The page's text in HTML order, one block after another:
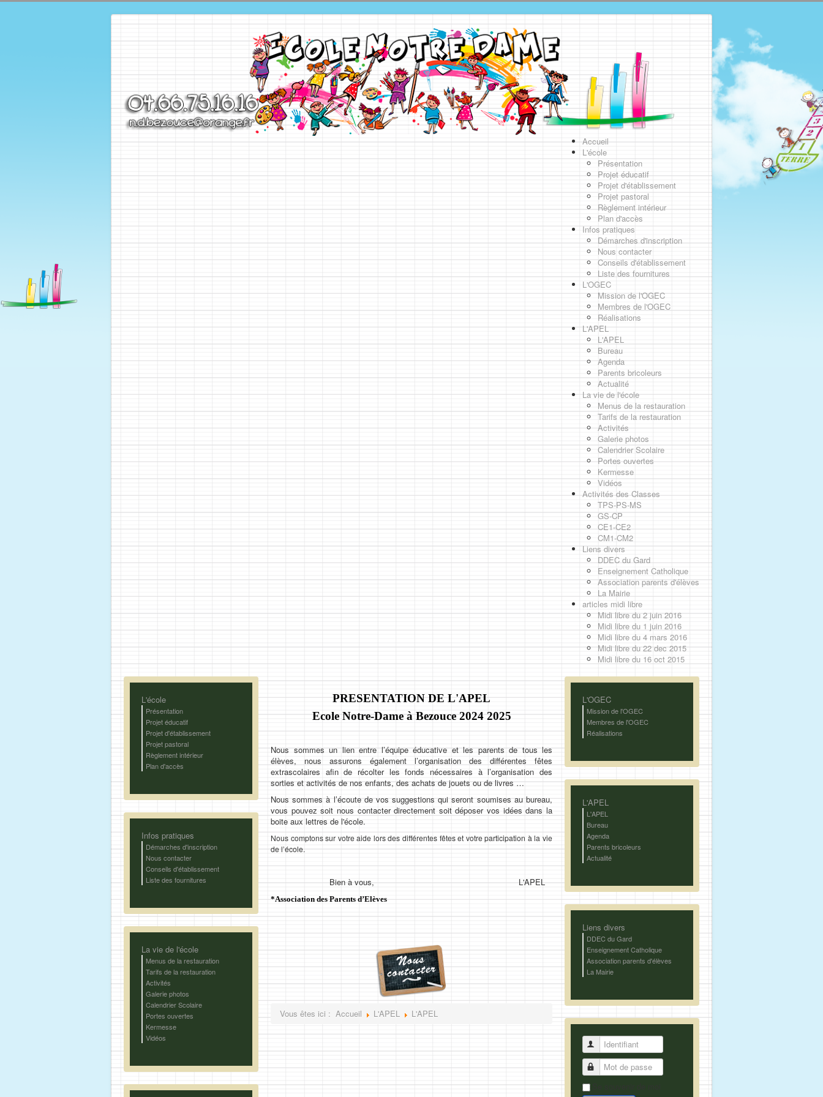
Accueil
L'école
Présentation
Projet éducatif
Projet d'établissement
Projet pastoral
Règlement intérieur
Plan d'accès
Infos pratiques
Démarches d'inscription
Nous contacter
Conseils d'établissement
Liste des fournitures
L'OGEC
Mission de l'OGEC
Membres de l'OGEC
Réalisations
L'APEL
L'APEL
Bureau
Agenda
Parents bricoleurs
Actualité
La vie de l'école
Menus de la restauration
Tarifs de la restauration
Activités
Galerie photos
Calendrier Scolaire
Portes ouvertes
Kermesse
Vidéos
Activités des Classes
TPS-PS-MS
GS-CP
CE1-CE2
CM1-CM2
Liens divers
DDEC du Gard
Enseignement Catholique
Association parents d'élèves
La Mairie
articles midi libre
Midi libre du 2 juin 2016
Midi libre du 1 juin 2016
Midi libre du 4 mars 2016
Midi libre du 22 dec 2015
Midi libre du 16 oct 2015
L'école
Présentation
Projet éducatif
Projet d'établissement
Projet pastoral
Règlement intérieur
Plan d'accès
Infos pratiques
Démarches d'inscription
Nous contacter
Conseils d'établissement
Liste des fournitures
La vie de l'école
Menus de la restauration
Tarifs de la restauration
Activités
Galerie photos
Calendrier Scolaire
Portes ouvertes
Kermesse
Vidéos
PRESENTATION DE L'APEL
Ecole Notre-Dame à Bezouce 2024 2025
Nous sommes un lien entre l’équipe éducative et les parents de tous les
élèves, nous assurons également l’organisation des différentes fêtes
extrascolaires afin de récolter les fonds nécessaires à l’organisation des
sorties et activités de nos enfants, des achats de jouets ou de livres …
Nous sommes à l’écoute de vos suggestions qui seront soumises au bureau,
vous pouvez soit nous contacter directement soit déposer vos idées dans la
boite aux lettres de l'école.
Nous comptons sur votre aide lors des différentes fêtes et votre participation à la vie
de l’école.
Bien à vous, L'APEL
*Association des Parents d’Elèves
Vous êtes ici : Accueil L'APEL L'APEL
L'OGEC
Mission de l'OGEC
Membres de l'OGEC
Réalisations
L'APEL
L'APEL
Bureau
Agenda
Parents bricoleurs
Actualité
Liens divers
DDEC du Gard
Enseignement Catholique
Association parents d'élèves
La Mairie
Identifiant
Mot de passe